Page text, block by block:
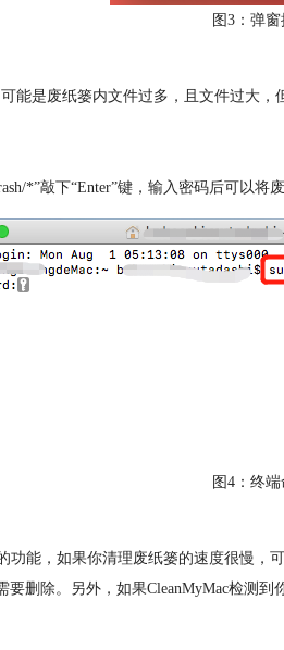
图3：弹
是废纸篓内文件过多，且文件过大，
*”敲下“Enter”键，输入密码后可以将
图4：终
能，如果你清理废纸篓的速度很慢，
删除。另外，如果CleanMyMac检测